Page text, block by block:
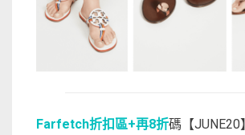
Farfetch折扣區+再8折碼【JUNE20】